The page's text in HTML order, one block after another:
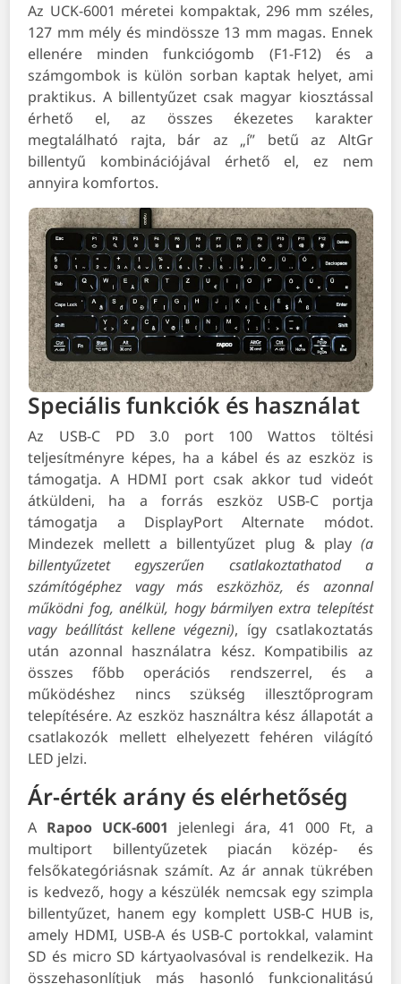
Az UCK-6001 méretei kompaktak, 296 mm széles,
127 mm mély és mindössze 13 mm magas. Ennek
ellenére minden funkciógomb (F1-F12) és a
számgombok is külön sorban kaptak helyet, ami
praktikus. A billentyűzet csak magyar kiosztással
érhető el, az összes ékezetes karakter
megtalálható rajta, bár az „í” betű az AltGr
billentyű kombinációjával érhető el, ez nem
annyira komfortos.
Speciális funkciók és használat
Az USB-C PD 3.0 port 100 Wattos töltési
teljesítményre képes, ha a kábel és az eszköz is
támogatja. A HDMI port csak akkor tud videót
átküldeni, ha a forrás eszköz USB-C portja
támogatja a DisplayPort Alternate módot.
Mindezek mellett a billentyűzet plug & play (a
billentyűzetet egyszerűen csatlakoztathatod a
számítógéphez vagy más eszközhöz, és azonnal
működni fog, anélkül, hogy bármilyen extra telepítést
vagy beállítást kellene végezni), így csatlakoztatás
után azonnal használatra kész. Kompatibilis az
összes főbb operációs rendszerrel, és a
működéshez nincs szükség illesztőprogram
telepítésére. Az eszköz használtra kész állapotát a
csatlakozók mellett elhelyezett fehéren világító
LED jelzi.
Ár-érték arány és elérhetőség
A Rapoo UCK-6001 jelenlegi ára, 41 000 Ft, a
multiport billentyűzetek piacán közép- és
felsőkategóriásnak számít. Az ár annak tükrében
is kedvező, hogy a készülék nemcsak egy szimpla
billentyűzet, hanem egy komplett USB-C HUB is,
amely HDMI, USB-A és USB-C portokkal, valamint
SD és micro SD kártyaolvasóval is rendelkezik. Ha
összehasonlítjuk más hasonló funkcionalitású